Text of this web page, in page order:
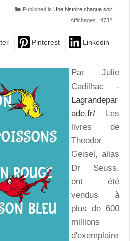
Published in Une histoire chaque soir
Affichages : 4732
Pinterest Linkedin
Par Julie
Cadilhac -
Lagrandepar
ade.fr/ Les
livres de
Theodor
Geisel, alias
Dr Seuss,
ont été
vendus à
plus de 600
millions
d'exemplaire